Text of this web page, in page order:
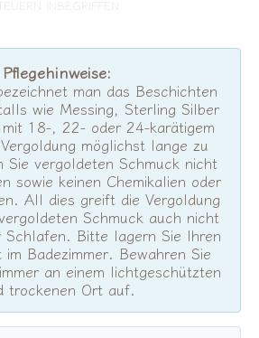
Pflegehinweise:
man das Beschichten
wie Messing, Sterling Silber
18-, 22- oder 24-karätigem
möglichst lange zu
vergoldeten Schmuck nicht
sowie keinen Chemikalien oder
All dies greift die Vergoldung
Schmuck auch nicht
Schlafen. Bitte lagern Sie Ihren
Badezimmer. Bewahren Sie
an einem lichtgeschützten
trockenen Ort auf.